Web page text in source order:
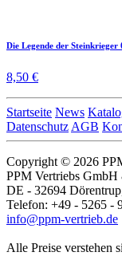
Die Legende der Steinkrieger
8,50 €
Startseite News
Datenschutz AGB
Copyright © 2026
PPM Vertriebs
DE - 32694
Telefon: +49 - 5265 -
info@ppm-vertrieb.de
Alle Preise verstehen